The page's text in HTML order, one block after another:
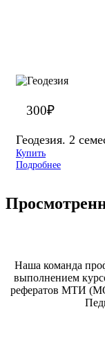
300₽
Геодезия. 2
Купить
Подробнее
Наша команда
выполнением
рефератов МТИ